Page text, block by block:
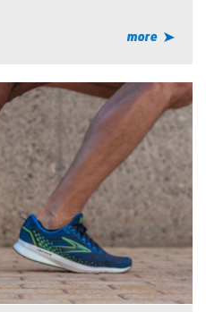
more